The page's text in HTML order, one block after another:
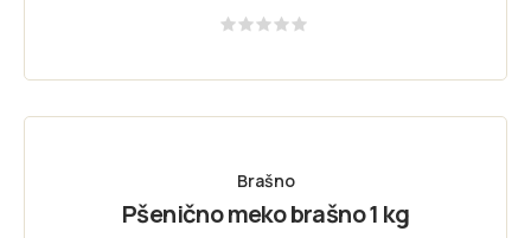
out
5
Brašno
Pšenično meko brašno 1 kg